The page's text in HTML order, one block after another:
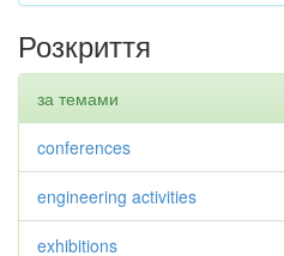
Розкриття
за темами
conferences
engineering activities
exhibitions